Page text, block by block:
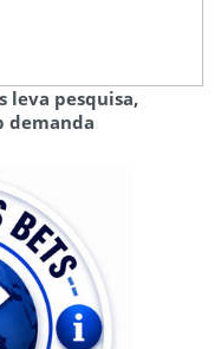
leva pesquisa,
demanda